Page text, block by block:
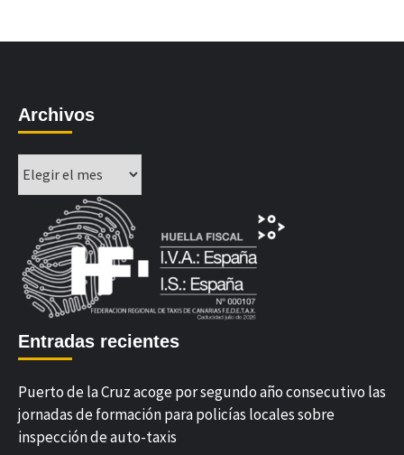
Archivos
Entradas recientes
Puerto de la Cruz acoge por segundo año consecutivo las
jornadas de formación para policías locales sobre
inspección de auto-taxis